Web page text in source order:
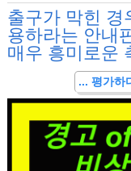
출구가 막힌 경
용하라는 안내
매우 흥미로운
... 평가하